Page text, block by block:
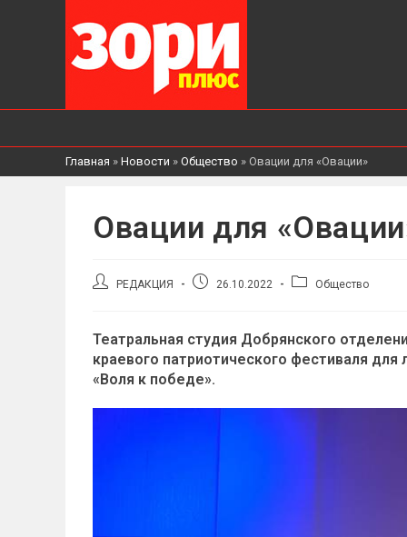
Главная » Новости » Общество » Овации для «Овации»
Овации для
АвторРЕДАКЦИЯ
Запись26.10.2022
РубрикаОбщество
Театральная студия Добрянского
краевого патриотического фестиваля
«Воля к победе».